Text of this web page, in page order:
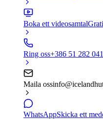
Boka ett videosamtal
Ring oss+386 51 282 041
Maila oss
WhatsAppSkicka ett